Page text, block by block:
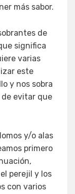
más sabor.
de
significa
varias
este
y nos sobra
de evitar que
y/o alas
primero
perejil y los
con varios